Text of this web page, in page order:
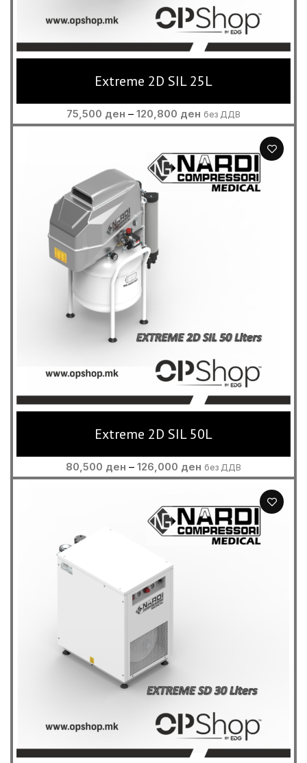
Extreme 2D SIL 25L
75,500 ден – 120,800 ден Price
range:
through
120,800 ден
без ДДВ
Extreme 2D SIL 50L
80,500 ден – 126,000 ден Price
range:
through
126,000 ден
без ДДВ